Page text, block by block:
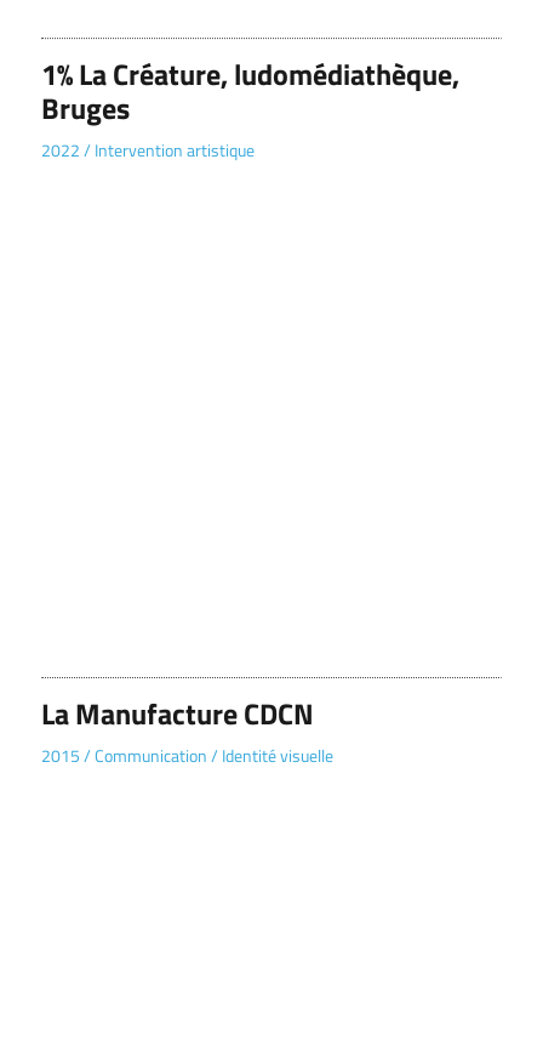
1% La Créature, ludomédiathèque,
Bruges
2022/Intervention artistique
La Manufacture CDCN
2015/Communication/Identité visuelle